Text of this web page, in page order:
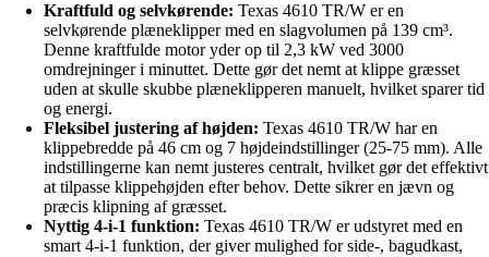
Kraftfuld og selvkørende: Texas 4610 TR/W er en
selvkørende plæneklipper med en slagvolumen på 139 cm³.
Denne kraftfulde motor yder op til 2,3 kW ved 3000
omdrejninger i minuttet. Dette gør det nemt at klippe græsset
uden at skulle skubbe plæneklipperen manuelt, hvilket sparer tid
og energi.
Fleksibel justering af højden: Texas 4610 TR/W har en
klippebredde på 46 cm og 7 højdeindstillinger (25-75 mm). Alle
indstillingerne kan nemt justeres centralt, hvilket gør det effektivt
at tilpasse klippehøjden efter behov. Dette sikrer en jævn og
præcis klipning af græsset.
Nyttig 4-i-1 funktion: Texas 4610 TR/W er udstyret med en
smart 4-i-1 funktion, der giver mulighed for side-, bagudkast,